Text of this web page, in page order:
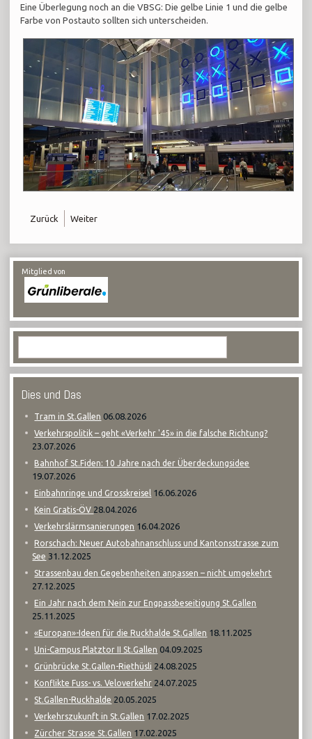
Eine Überlegung noch an die VBSG: Die gelbe Linie 1 und die gelbe
Farbe von Postauto sollten sich unterscheiden.
Zurück Weiter
Mitglied von
Dies und Das
Tram in St.Gallen 06.08.2026
Verkehrspolitik – geht «Verkehr '45» in die falsche Richtung?
23.07.2026
Bahnhof St.Fiden: 10 Jahre nach der Überdeckungsidee
19.07.2026
Einbahnringe und Grosskreisel 16.06.2026
Kein Gratis-ÖV 28.04.2026
Verkehrslärmsanierungen 16.04.2026
Rorschach: Neuer Autobahnanschluss und Kantonsstrasse zum
See 31.12.2025
Strassenbau den Gegebenheiten anpassen – nicht umgekehrt
27.12.2025
Ein Jahr nach dem Nein zur Engpassbeseitigung St.Gallen
25.11.2025
«Europan»-Ideen für die Ruckhalde St.Gallen 18.11.2025
Uni-Campus Platztor II St.Gallen 04.09.2025
Grünbrücke St.Gallen-Riethüsli 24.08.2025
Konflikte Fuss- vs. Veloverkehr 24.07.2025
St.Gallen-Ruckhalde 20.05.2025
Verkehrszukunft in St.Gallen 17.02.2025
Zürcher Strasse St.Gallen 17.02.2025